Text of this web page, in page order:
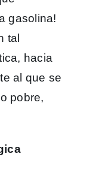
gasolina!
tal
hacia
al que se
pobre,